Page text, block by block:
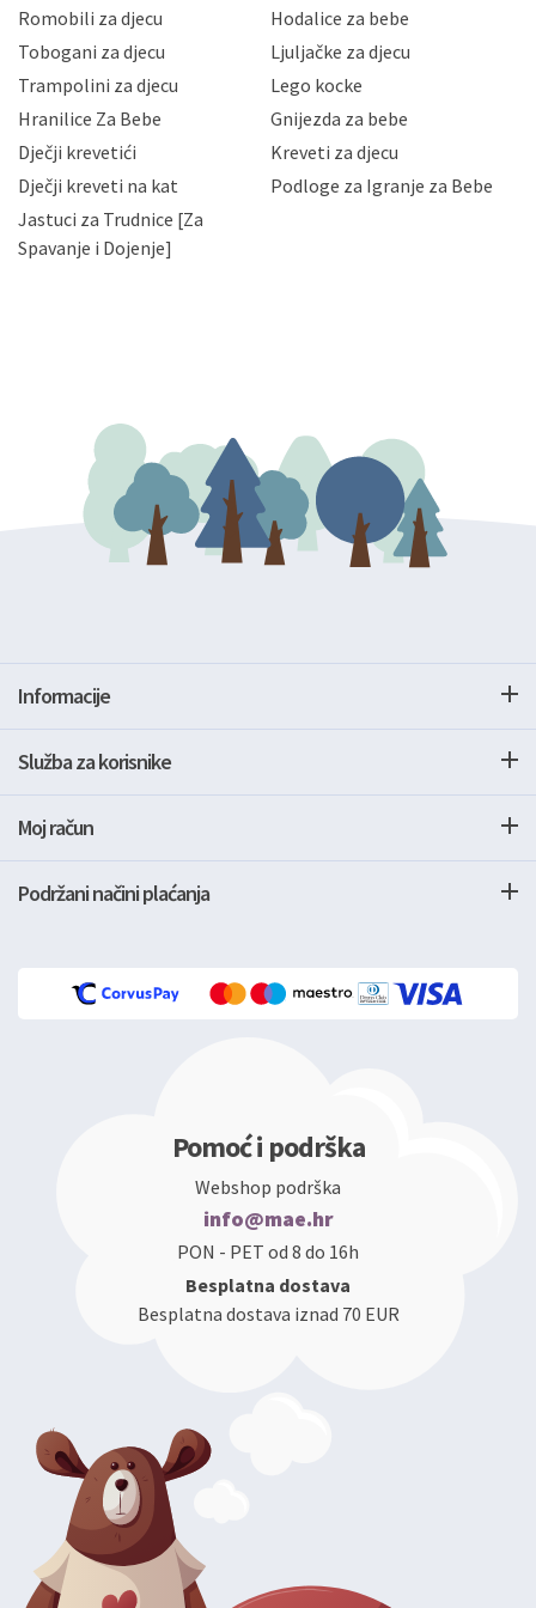
korisnika i posjetitelja web stranica, čuva povjerljivost
Vaših osobnih podataka te omogućava pristup i
priopćavanje osobnih podataka samo onim svojim
zaposlenicima kojima su isti potrebni radi provedbe
slučajevima koji su dozvoljeni zakonima. Napominjemo
da možete u svako doba, u potpunosti ili djelomice,
zatražiti prestanak aktivnosti obrade Vaših osobnih
podataka. Opoziv privole možete podnijeti poštom na
gore navedenu adresu ili e-mailom na adresu:
Romobili za djecu
Hodalice za bebe
Tobogani za djecu
Ljuljačke za djecu
Trampolini za djecu
Lego kocke
Hranilice Za Bebe
Gnijezda za bebe
Dječji krevetići
Kreveti za djecu
Dječji kreveti na kat
Podloge za Igranje za Bebe
Jastuci za Trudnice [Za
Spavanje i Dojenje]
Informacije
Služba za korisnike
Moj račun
Podržani načini plaćanja
Pomoć i podrška
Webshop podrška
info@mae.hr
PON - PET od 8 do 16h
Besplatna dostava
Besplatna dostava iznad 70 EUR